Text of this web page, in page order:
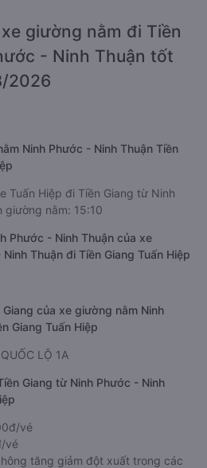
giường nằm đi Tiền
- Ninh Thuận tốt
2026
Ninh Phước - Ninh Thuận Tiền
Tuấn Hiệp đi Tiền Giang từ Ninh
giường nằm: 15:10
Phước - Ninh Thuận của xe
Thuận đi Tiền Giang Tuấn Hiệp
của xe giường nằm Ninh
Giang Tuấn Hiệp
LỘ 1A
Giang từ Ninh Phước - Ninh
vé
vé
tăng giảm đột xuất trong các